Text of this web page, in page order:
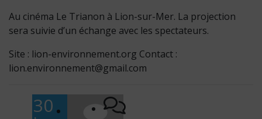
Au cinéma Le Trianon à Lion-sur-Mer. La projection
sera suivie d’un échange avec les spectateurs.
Site : lion-environnement.org Contact :
lion.environnement@gmail.com
30